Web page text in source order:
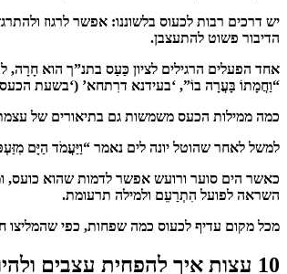
יש דרכים רבות לכעוס בלשוננו: אפשר לרגוז
הדיבור פשוט להתעצבן.
אחד הפעלים הרגילים לציון כַּעַס בתנ”ך הוא
“וַחֲמָתוֹ בָּעֲרָה בוֹ”, ‘בעידנא דרִתחא’ (‘בשעת
כמה ממילות הכעס משמשות גם בתיאורים של
למשל לאחר שהוטל יונה לים נאמר “וַיַּעֲמֹד הַיָּם
כאשר הים סוער ורועש אפשר לדמות שהוא כועס,
השראה לפועל הִתְרַעֵם ולמילה תרעומת.
מכל מקום עדיף לכעוס כמה שפחות, כפי שהמליצו
10 עצות איך להפחית עצבים ולהיות פחות עצבניים?